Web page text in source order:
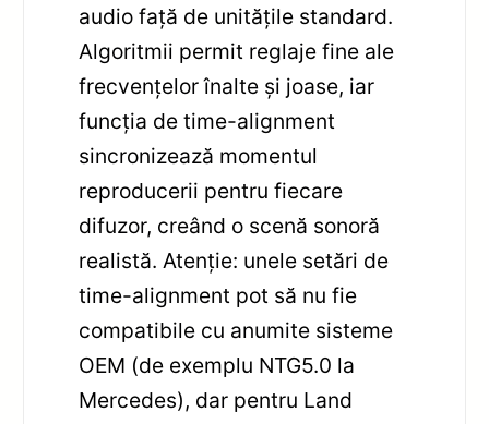
audio față de unitățile standard.
Algoritmii permit reglaje fine ale
frecvențelor înalte și joase, iar
funcția de time-alignment
sincronizează momentul
reproducerii pentru fiecare
difuzor, creând o scenă sonoră
realistă. Atenție: unele setări de
time-alignment pot să nu fie
compatibile cu anumite sisteme
OEM (de exemplu NTG5.0 la
Mercedes), dar pentru Land